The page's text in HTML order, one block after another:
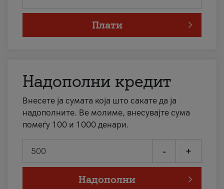
Плати
Надополни кредит
Внесете ја сумата која што сакате да ја
надополните. Ве молиме, внесувајте сума
помеѓу 100 и 1000 денари.
- +
Надополни